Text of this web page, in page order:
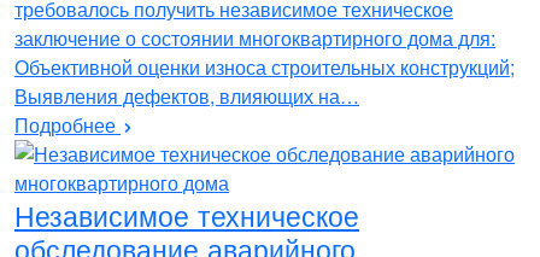
требовалось получить независимое техническое
заключение о состоянии многоквартирного дома для:
Объективной оценки износа строительных конструкций;
Выявления дефектов, влияющих на…
Подробнее
Независимое техническое
обследование аварийного